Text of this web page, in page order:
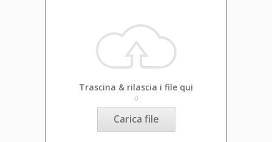
Trascina & rilascia i file qui
o
Carica file